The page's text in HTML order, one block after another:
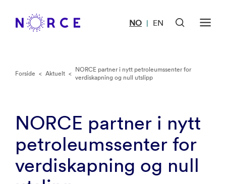
NO | EN
Forside < Aktuelt < NORCE partner i nytt petroleumssenter for
verdiskapning og null utslipp
NORCE partner i nytt
petroleumssenter for
verdiskapning og null